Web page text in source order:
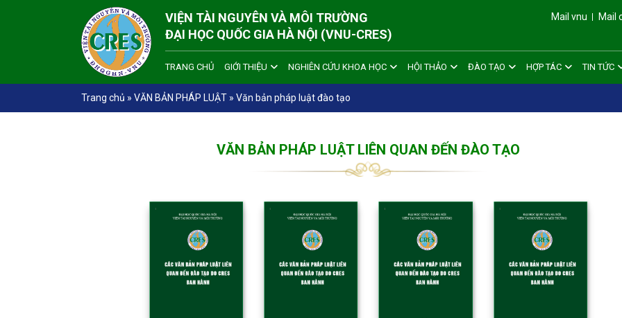
VIỆN TÀI NGUYÊN VÀ MÔI TRƯỜNG
ĐẠI HỌC QUỐC GIA HÀ NỘI (VNU-CRES)
Mail vnu Mail
TRANG CHỦ GIỚI THIỆU NGHIÊN CỨU KHOA HỌC HỘI THẢO ĐÀO TẠO HỢP TÁC TIN TỨC
Trang chủ » VĂN BẢN PHÁP LUẬT » Văn bản pháp luật đào tạo
VĂN BẢN PHÁP LUẬT LIÊN QUAN ĐẾN ĐÀO TẠO